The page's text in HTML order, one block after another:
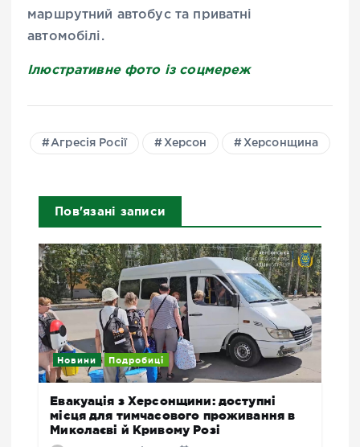
маршрутний автобус та приватні
автомобілі.
Ілюстративне фото із соцмереж
Агресія Росії Херсон Херсонщина
Пов'язані записи
Новини Подробиці
Евакуація з Херсонщини: доступні
місця для тимчасового проживання в
Миколаєві й Кривому Розі